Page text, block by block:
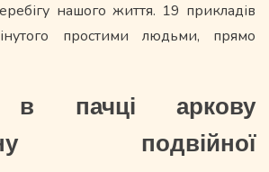
нашого життя. 19 прикладів
простими людьми, прямо
в пачці аркову
подвійної